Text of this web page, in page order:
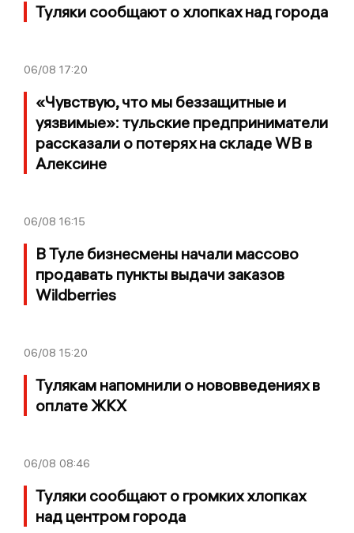
Туляки сообщают о хлопках над города
06/08 17:20
«Чувствую, что мы беззащитные и
уязвимые»: тульские предприниматели
рассказали о потерях на складе WB в
Алексине
06/08 16:15
В Туле бизнесмены начали массово
продавать пункты выдачи заказов
Wildberries
06/08 15:20
Тулякам напомнили о нововведениях в
оплате ЖКХ
06/08 08:46
Туляки сообщают о громких хлопках
над центром города